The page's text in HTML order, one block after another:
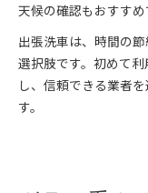
天候の確認もおすすめ
出張洗車は、時間の
選択肢です。初めて
し、信頼できる業者
す。